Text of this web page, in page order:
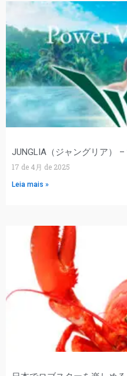
JUNGLIA（ジャングリア）
17 de 4月 de 2025
Leia mais »